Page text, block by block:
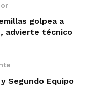
golpea a
advierte técnico
Segundo Equipo